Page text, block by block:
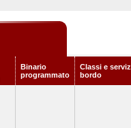
Binario
programmato
Classi e
bordo